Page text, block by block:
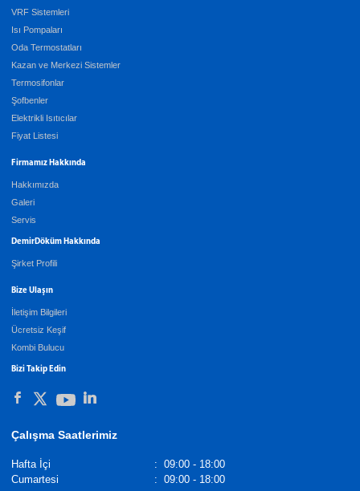
VRF Sistemleri
Isı Pompaları
Oda Termostatları
Kazan ve Merkezi Sistemler
Termosifonlar
Şofbenler
Elektrikli Isıtıcılar
Fiyat Listesi
Firmamız Hakkında
Hakkımızda
Galeri
Servis
DemirDöküm Hakkında
Şirket Profili
Bize Ulaşın
İletişim Bilgileri
Ücretsiz Keşif
Kombi Bulucu
Bizi Takip Edin
Çalışma Saatlerimiz
Hafta İçi : 09:00 - 18:00
Cumartesi
: 09:00 - 18:00